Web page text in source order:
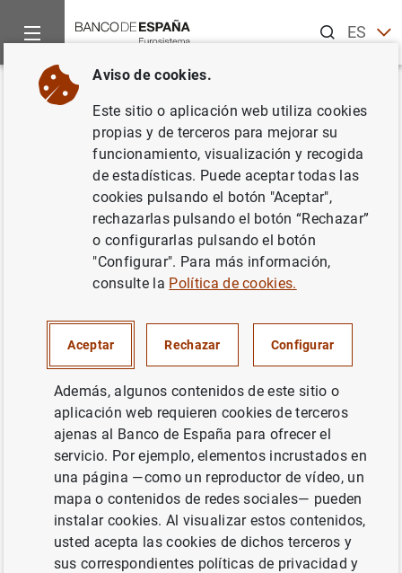
ESEN
Inicio Noticias y eventos
Volver
Estado financiero consolidado
del Eurosistema a 22 de octubre
de 2004
POLÍTICA MONETARIA
ESPAÑA SITUACIÓN ECONÓMICA
Estado financiero consolidado del
Eurosistema a 22 de octubre de 2004 (138
KB
Siguiente
Aviso de cookies.
Este sitio o aplicación web utiliza cookies
propias y de terceros para mejorar su
funcionamiento, visualización y recogida
de estadísticas. Puede aceptar todas las
cookies pulsando el botón "Aceptar",
rechazarlas pulsando el botón “Rechazar”
o configurarlas pulsando el botón
"Configurar". Para más información,
consulte la Política de cookies.
Aceptar Rechazar Configurar
Además, algunos contenidos de este sitio o
aplicación web requieren cookies de terceros
ajenas al Banco de España para ofrecer el
servicio. Por ejemplo, elementos incrustados en
una página —como un reproductor de vídeo, un
mapa o contenidos de redes sociales— pueden
instalar cookies. Al visualizar estos contenidos,
usted acepta las cookies de dichos terceros y
sus correspondientes políticas de privacidad y